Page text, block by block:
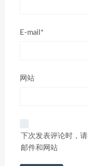
E-mail*
网站
下次发表评论时，
邮件和网站